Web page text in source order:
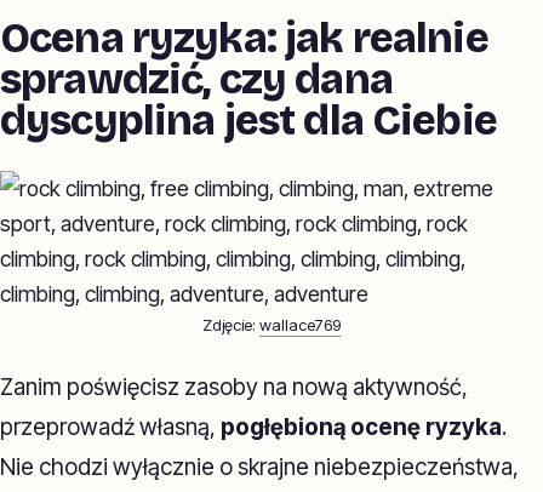
Ocena ryzyka: jak realnie
sprawdzić, czy dana
dyscyplina jest dla Ciebie
Zdjęcie: wallace769
Zanim poświęcisz zasoby na nową aktywność,
przeprowadź własną, pogłębioną ocenę ryzyka.
Nie chodzi wyłącznie o skrajne niebezpieczeństwa,